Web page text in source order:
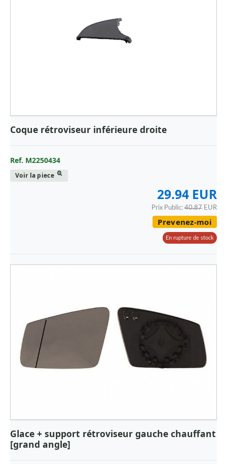
Coque rétroviseur inférieure droite
Ref. M2250434
Voir la piece
29.94 EUR
Prix Public: 40.87 EUR
Prevenez-moi
En rupture de stock
Glace + support rétroviseur gauche chauffant
[grand angle]